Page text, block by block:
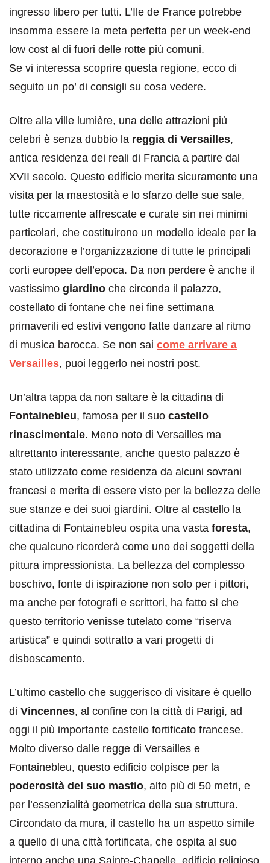
ingresso libero per tutti. L’Ile de France potrebbe
insomma essere la meta perfetta per un week-end
low cost al di fuori delle rotte più comuni.
Se vi interessa scoprire questa regione, ecco di
seguito un po’ di consigli su cosa vedere.
Oltre alla ville lumière, una delle attrazioni più
celebri è senza dubbio la reggia di Versailles,
antica residenza dei reali di Francia a partire dal
XVII secolo. Questo edificio merita sicuramente una
visita per la maestosità e lo sfarzo delle sue sale,
tutte riccamente affrescate e curate sin nei minimi
particolari, che costituirono un modello ideale per la
decorazione e l’organizzazione di tutte le principali
corti europee dell’epoca. Da non perdere è anche il
vastissimo giardino che circonda il palazzo,
costellato di fontane che nei fine settimana
primaverili ed estivi vengono fatte danzare al ritmo
di musica barocca. Se non sai come arrivare a
Versailles, puoi leggerlo nei nostri post.
Un’altra tappa da non saltare è la cittadina di
Fontainebleu, famosa per il suo castello
rinascimentale. Meno noto di Versailles ma
altrettanto interessante, anche questo palazzo è
stato utilizzato come residenza da alcuni sovrani
francesi e merita di essere visto per la bellezza delle
sue stanze e dei suoi giardini. Oltre al castello la
cittadina di Fontainebleu ospita una vasta foresta,
che qualcuno ricorderà come uno dei soggetti della
pittura impressionista. La bellezza del complesso
boschivo, fonte di ispirazione non solo per i pittori,
ma anche per fotografi e scrittori, ha fatto sì che
questo territorio venisse tutelato come “riserva
artistica” e quindi sottratto a vari progetti di
disboscamento.
L’ultimo castello che suggerisco di visitare è quello
di Vincennes, al confine con la città di Parigi, ad
oggi il più importante castello fortificato francese.
Molto diverso dalle regge di Versailles e
Fontainebleu, questo edificio colpisce per la
poderosità del suo mastio, alto più di 50 metri, e
per l’essenzialità geometrica della sua struttura.
Circondato da mura, il castello ha un aspetto simile
a quello di una città fortificata, che ospita al suo
interno anche una Sainte-Chapelle, edificio religioso